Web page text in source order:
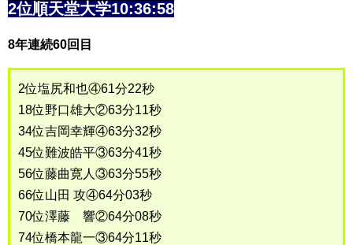
2位順天堂大学10:36:58
8年連続60回目
2位塩尻和也④61分22秒
18位野口雄大②63分11秒
34位吉岡幸輝④63分32秒
45位難波皓平③63分41秒
56位藤曲寛人③63分55秒
66位山田 攻④64分03秒
70位澤藤 響②64分08秒
74位橋本龍一③64分11秒